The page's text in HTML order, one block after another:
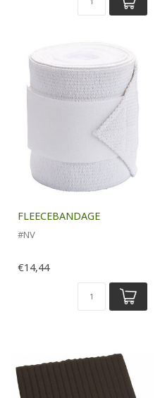
FLEECEBANDAGE
#NV
€14,44